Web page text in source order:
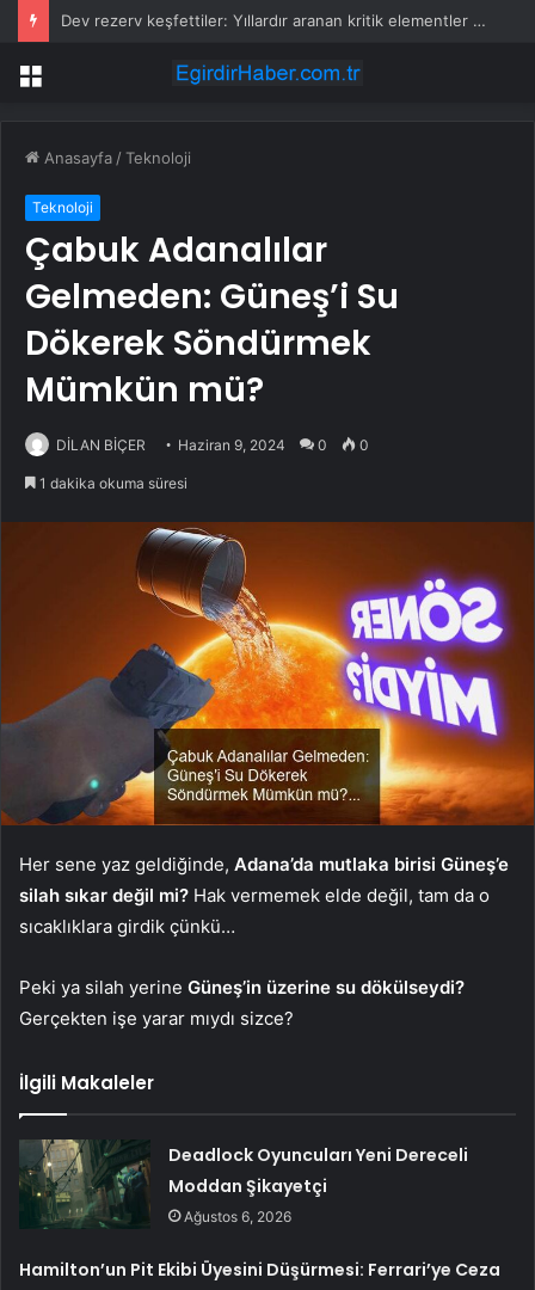
Dev rezerv keşfettiler: Yıllardır aranan kritik elementler aynı bölgede bulundu
Menü
Anasayfa /Teknoloji
Teknoloji
Çabuk Adanalılar
Gelmeden: Güneş’i Su
Dökerek Söndürmek
Mümkün mü?
DİLAN BİÇER Haziran 9, 2024 0 0
1 dakika okuma süresi
Her sene yaz geldiğinde, Adana’da mutlaka birisi Güneş’e
silah sıkar değil mi? Hak vermemek elde değil, tam da o
sıcaklıklara girdik çünkü…
Peki ya silah yerine Güneş’in üzerine su dökülseydi?
Gerçekten işe yarar mıydı sizce?
İlgili Makaleler
Deadlock Oyuncuları Yeni Dereceli
Moddan Şikayetçi
Ağustos 6, 2026
Hamilton’un Pit Ekibi Üyesini Düşürmesi: Ferrari’ye Ceza